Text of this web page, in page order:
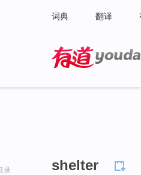
词典 翻译
录 shelter